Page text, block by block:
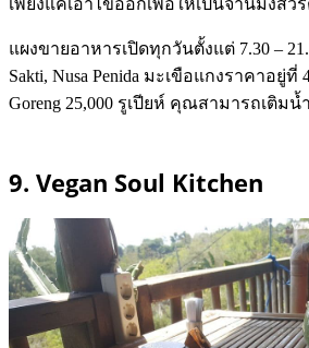
เพียงแค่เอาไข่ออกเพื่อให้เป็นจานมังสวิ
แผงขายอาหารเปิดทุกวันตั้งแต่ 7.30 –
Sakti, Nusa Penida มะเขือแกงราคาอยู่ที่
Goreng 25,000 รูเปียห์ คุณสามารถเติม
9. Vegan Soul Kitchen